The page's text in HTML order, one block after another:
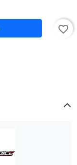
favorite_border